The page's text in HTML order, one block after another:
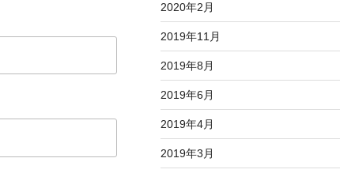
2020年2月
2019年11月
2019年8月
2019年6月
2019年4月
2019年3月